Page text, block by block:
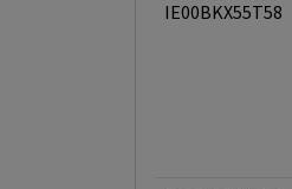
IE00BKX55T58